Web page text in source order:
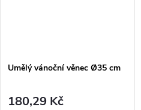
Umělý vánoční věnec Ø35 cm
180,29 Kč